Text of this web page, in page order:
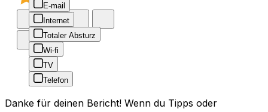
E-mail
Internet
Totaler Absturz
Wi-fi
TV
Telefon
Danke für deinen Bericht! Wenn du Tipps oder